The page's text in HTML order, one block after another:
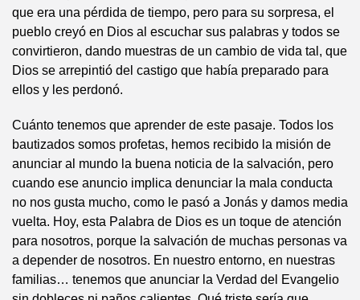
que era una pérdida de tiempo, pero para su sorpresa, el
pueblo creyó en Dios al escuchar sus palabras y todos se
convirtieron, dando muestras de un cambio de vida tal, que
Dios se arrepintió del castigo que había preparado para
ellos y les perdonó.
Cuánto tenemos que aprender de este pasaje. Todos los
bautizados somos profetas, hemos recibido la misión de
anunciar al mundo la buena noticia de la salvación, pero
cuando ese anuncio implica denunciar la mala conducta
no nos gusta mucho, como le pasó a Jonás y damos media
vuelta. Hoy, esta Palabra de Dios es un toque de atención
para nosotros, porque la salvación de muchas personas va
a depender de nosotros. En nuestro entorno, en nuestras
familias… tenemos que anunciar la Verdad del Evangelio